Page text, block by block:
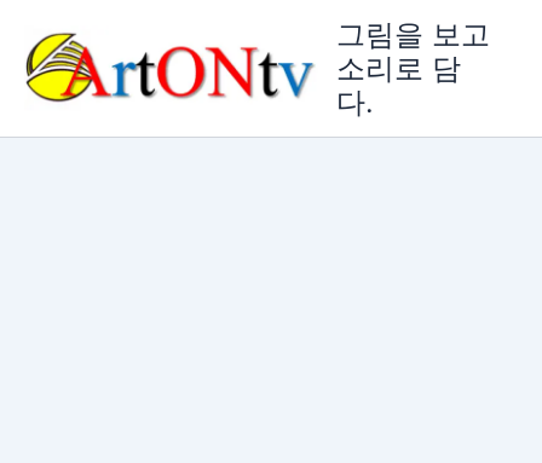
그림을 보고
소리로 담
다.